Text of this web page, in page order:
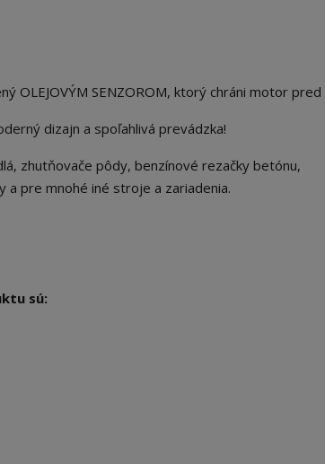
OLEJOVÝM SENZOROM, ktorý chráni motor
dizajn a spoľahlivá prevádzka!
zhutňovače pôdy, benzínové rezačky betónu,
pre mnohé iné stroje a zariadenia.
sú: